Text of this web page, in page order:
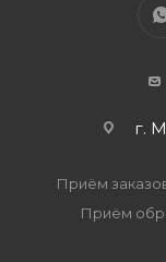
г.
Приём
Приём